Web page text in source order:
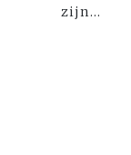
zijn...